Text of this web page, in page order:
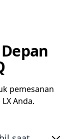
pemesanan
Anda.